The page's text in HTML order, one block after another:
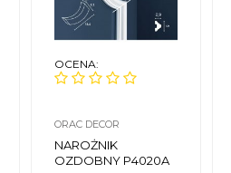
OCENA:
ORAC DECOR
NAROŻNIK
OZDOBNY P4020A